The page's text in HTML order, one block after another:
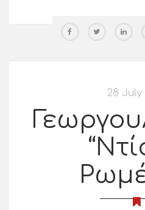
28 July